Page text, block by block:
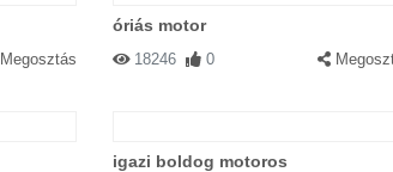
Megosztás
óriás motor
18246 0
igazi boldog motoros